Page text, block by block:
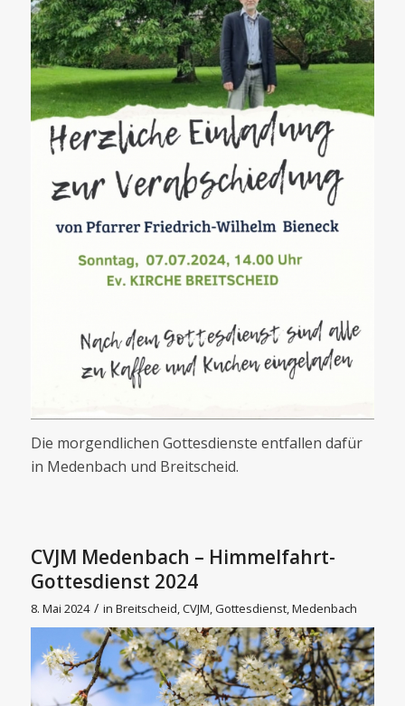
Die morgendlichen Gottesdienste entfallen dafür
in Medenbach und Breitscheid.
CVJM Medenbach – Himmelfahrt-
Gottesdienst 2024
8. Mai 2024 / in Breitscheid,CVJM,Gottesdienst,Medenbach